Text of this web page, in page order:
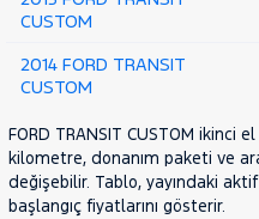
CUSTOM
2014 FORD TRANSIT
CUSTOM
FORD TRANSIT CUSTOM ikinci
kilometre, donanım paketi ve
değişebilir. Tablo, yayındaki
başlangıç fiyatlarını gösterir.